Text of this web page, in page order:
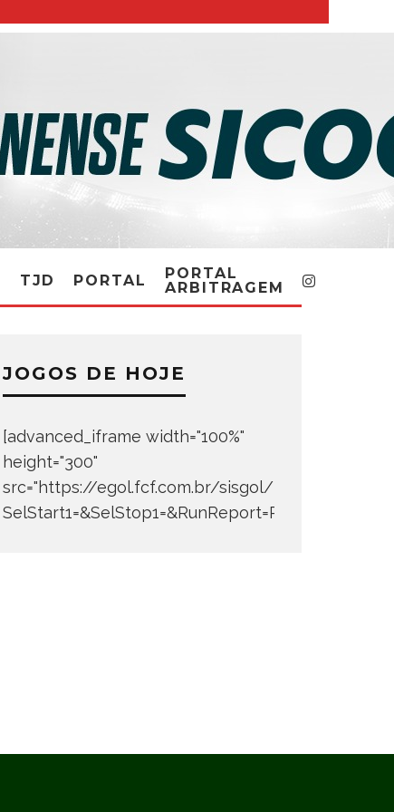
TJD PORTAL
PORTAL
ARBITRAGEM
JOGOS DE HOJE
[advanced_iframe width="100%"
height="300"
src="https://egol.fcf.com.br/sisgol/
SelStart1=&SelStop1=&RunReport=Run+Report"]